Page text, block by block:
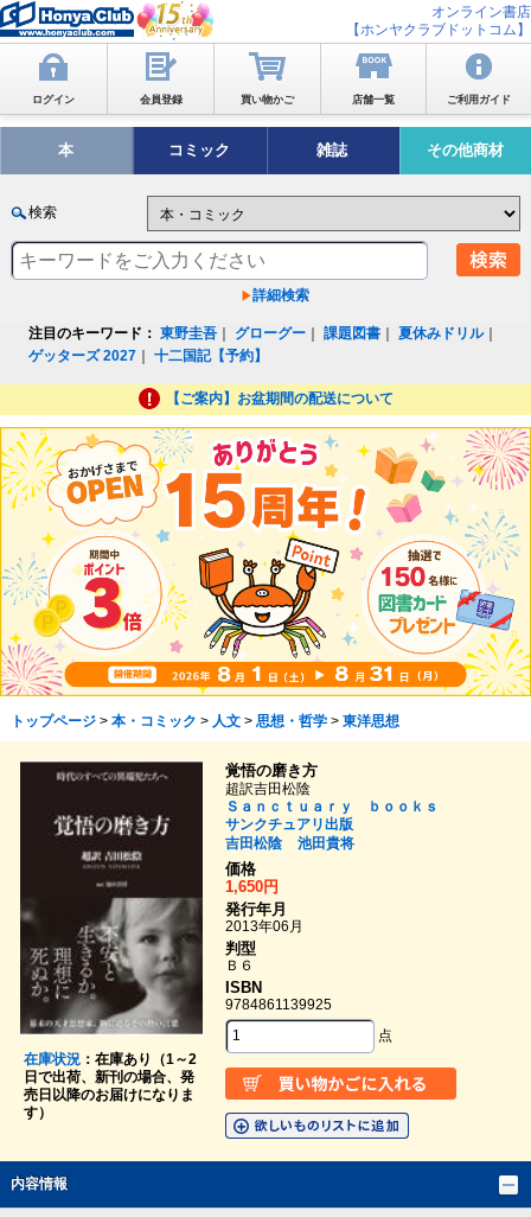
オンライン書店
【ホンヤクラブドットコム】
ログイン 会員登録 買い物かご 店舗一覧 ご利用ガイド
本 コミック 雑誌 その他商材
検索
詳細検索
注目のキーワード： 東野圭吾 グローグー ｜課題図書 ｜夏休みドリル｜
ゲッターズ 2027 ｜十二国記【予約】
【ご案内】お盆期間の配送について
トップページ> 本・コミック > 人文> 思想・哲学> 東洋思想
在庫状況：在庫あり（1～2
日で出荷、新刊の場合、発
売日以降のお届けになりま
す）
覚悟の磨き方
超訳吉田松陰
Ｓａｎｃｔｕａｒｙ ｂｏｏｋｓ
サンクチュアリ出版
吉田松陰
池田貴将
価格
1,650円
発行年月
2013年06月
判型
Ｂ６
ISBN
9784861139925
点
内容情報